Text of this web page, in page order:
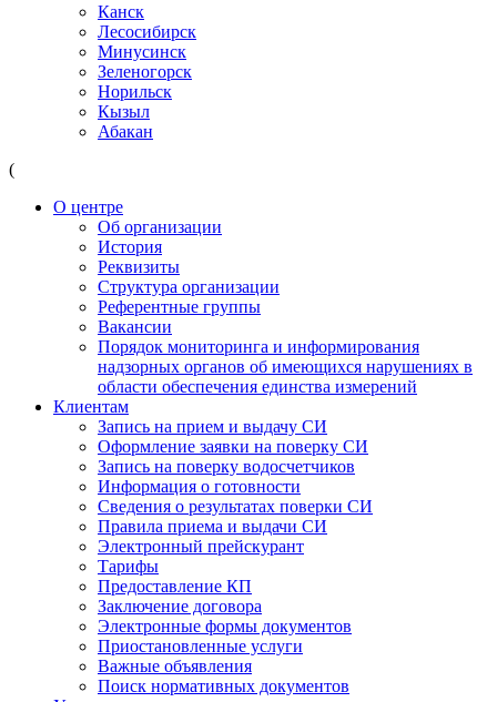
Канск
Лесосибирск
Минусинск
Зеленогорск
Норильск
Кызыл
Абакан
(
О центре
Об организации
История
Реквизиты
Структура организации
Референтные группы
Вакансии
Порядок мониторинга и информирования
надзорных органов об имеющихся нарушениях в
области обеспечения единства измерений
Клиентам
Запись на прием и выдачу СИ
Оформление заявки на поверку СИ
Запись на поверку водосчетчиков
Информация о готовности
Сведения о результатах поверки СИ
Правила приема и выдачи СИ
Электронный прейскурант
Тарифы
Предоставление КП
Заключение договора
Электронные формы документов
Приостановленные услуги
Важные объявления
Поиск нормативных документов